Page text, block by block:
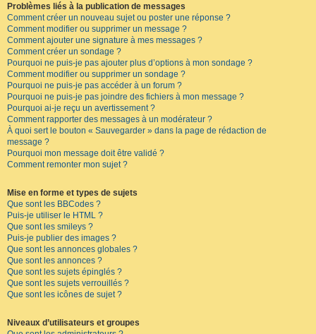
Problèmes liés à la publication de messages
Comment créer un nouveau sujet ou poster une réponse ?
Comment modifier ou supprimer un message ?
Comment ajouter une signature à mes messages ?
Comment créer un sondage ?
Pourquoi ne puis-je pas ajouter plus d’options à mon sondage ?
Comment modifier ou supprimer un sondage ?
Pourquoi ne puis-je pas accéder à un forum ?
Pourquoi ne puis-je pas joindre des fichiers à mon message ?
Pourquoi ai-je reçu un avertissement ?
Comment rapporter des messages à un modérateur ?
À quoi sert le bouton « Sauvegarder » dans la page de rédaction de
message ?
Pourquoi mon message doit être validé ?
Comment remonter mon sujet ?
Mise en forme et types de sujets
Que sont les BBCodes ?
Puis-je utiliser le HTML ?
Que sont les smileys ?
Puis-je publier des images ?
Que sont les annonces globales ?
Que sont les annonces ?
Que sont les sujets épinglés ?
Que sont les sujets verrouillés ?
Que sont les icônes de sujet ?
Niveaux d’utilisateurs et groupes